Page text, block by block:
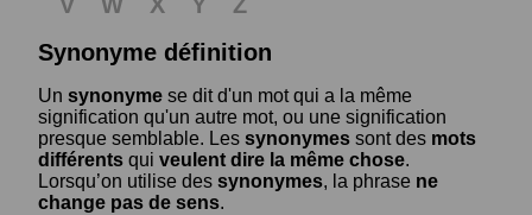
Synonyme définition
Un synonyme se dit d'un mot qui a la même
signification qu'un autre mot, ou une signification
presque semblable. Les synonymes sont des mots
différents qui veulent dire la même chose.
Lorsqu’on utilise des synonymes, la phrase ne
change pas de sens.